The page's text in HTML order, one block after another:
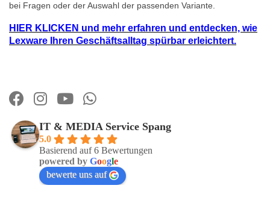
bei Fragen oder der Auswahl der passenden Variante.
HIER KLICKEN und mehr erfahren und entdecken, wie
Lexware Ihren Geschäftsalltag spürbar erleichtert.
IT & MEDIA Service Spang
5.0
Basierend auf 6 Bewertungen
powered by Google
bewerte uns auf